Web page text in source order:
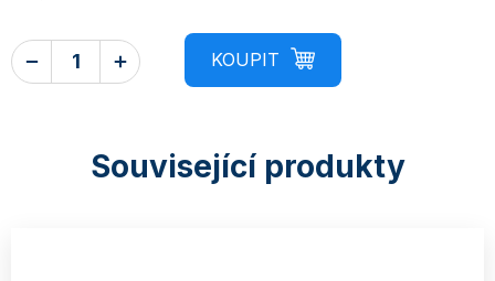
Související produkty